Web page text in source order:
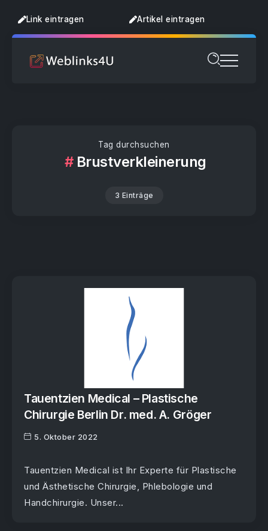
Link eintragen Artikel eintragen
Tag durchsuchen
Brustverkleinerung
3 Einträge
Tauentzien Medical – Plastische
Chirurgie Berlin Dr. med. A. Gröger
5. Oktober 2022
Tauentzien Medical ist Ihr Experte für Plastische
und Ästhetische Chirurgie, Phlebologie und
Handchirurgie. Unser...